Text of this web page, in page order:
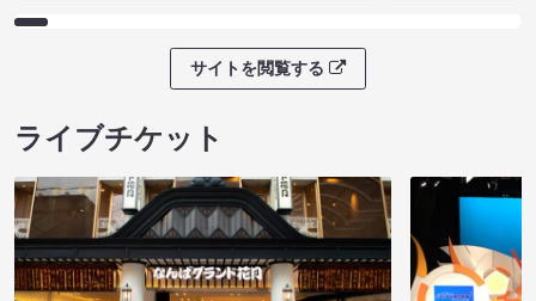
サイトを閲覧する
ライブチケット